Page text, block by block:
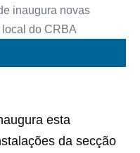
esta
da secção